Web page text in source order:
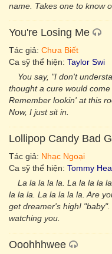
name. Takes one to know
You're Losing Me
Tác giả: Chưa Biết
Ca sỹ thể hiện: Taylor Swi
You say, "I don't
thought a cure would
Remember lookin' at this
Now, I just sit in.
Lollipop Candy Bad
Tác giả: Nhạc Ngoại
Ca sỹ thể hiện: Tommy
La la la la la. La la la la
la la la. La la la la la. Are
get dreamer's high!
watching you.
Ooohhhwee